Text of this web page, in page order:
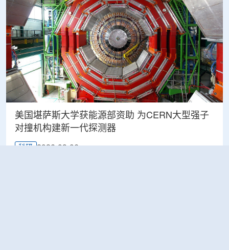
美国堪萨斯大学获能源部资助 为CERN大型强子
对撞机构建新一代探测器
科研 2026-08-06